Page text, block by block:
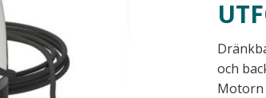
och
Motorn